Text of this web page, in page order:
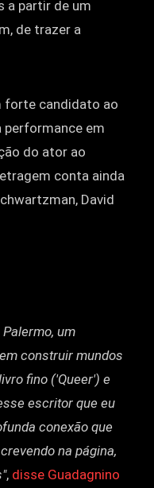
a partir de um
de trazer a
forte candidato ao
performance em
do ator ao
conta ainda
David
um
construir mundos
fino ('Queer') e
escritor que eu
conexão que
na página,
, disse Guadagnino